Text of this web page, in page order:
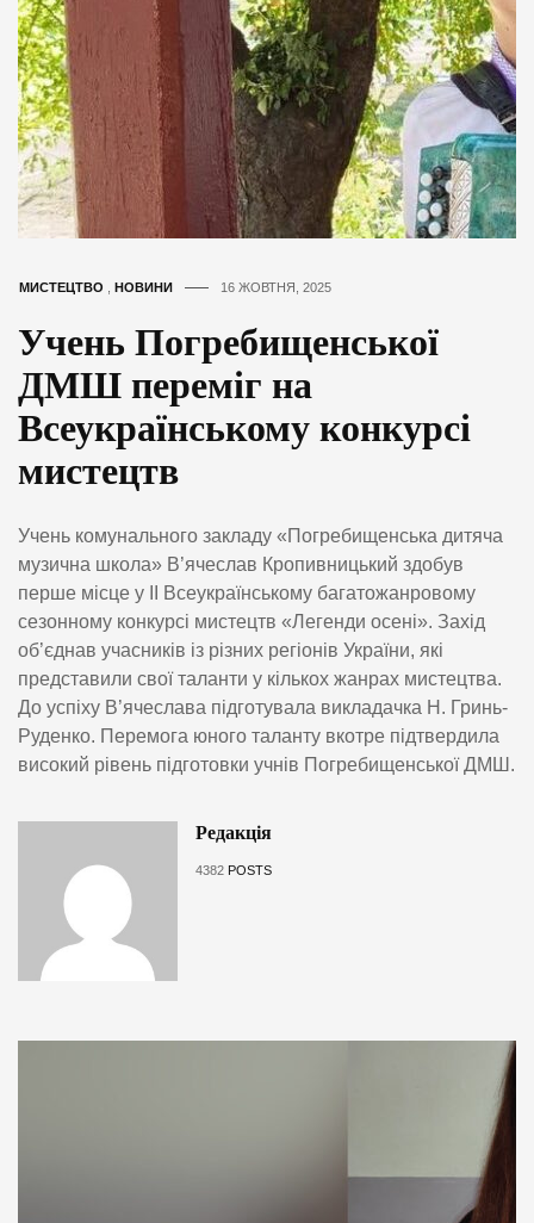
МИСТЕЦТВО , НОВИНИ 16 ЖОВТНЯ, 2025
Учень Погребищенської
ДМШ переміг на
Всеукраїнському конкурсі
мистецтв
Учень комунального закладу «Погребищенська дитяча
музична школа» В’ячеслав Кропивницький здобув
перше місце у II Всеукраїнському багатожанровому
сезонному конкурсі мистецтв «Легенди осені». Захід
об’єднав учасників із різних регіонів України, які
представили свої таланти у кількох жанрах мистецтва.
До успіху В’ячеслава підготувала викладачка Н. Гринь-
Руденко. Перемога юного таланту вкотре підтвердила
високий рівень підготовки учнів Погребищенської ДМШ.
Редакція
4382 POSTS